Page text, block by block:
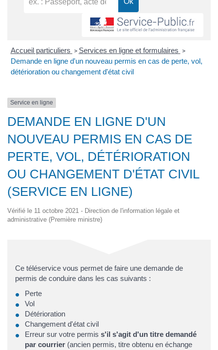
Accueil particuliers > Services en ligne et formulaires >
Demande en ligne d'un nouveau permis en cas de perte, vol,
détérioration ou changement d'état civil
Service en ligne
DEMANDE EN LIGNE D'UN
NOUVEAU PERMIS EN CAS DE
PERTE, VOL, DÉTÉRIORATION
OU CHANGEMENT D'ÉTAT CIVIL
(SERVICE EN LIGNE)
Vérifié le 11 octobre 2021 - Direction de l'information légale et
administrative (Première ministre)
Ce téléservice vous permet de faire une demande de
permis de conduire dans les cas suivants :
Perte
Vol
Détérioration
Changement d'état civil
Erreur sur votre permis s'il s'agit d'un titre demandé
par courrier (ancien permis, titre obtenu en échange